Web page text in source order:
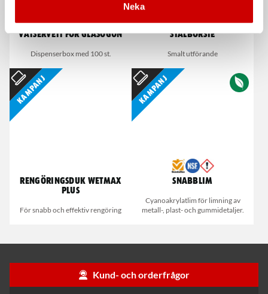
Neka
Våtservett för glasögon
Dispenserbox med 100 st.
Stålborste
Smalt utförande
Kampanj
Rengöringsduk Wetmax
Plus
För snabb och effektiv rengöring
Kampanj
Snabblim
Cyanoakrylatlim för limning av
metall-, plast- och gummidetaljer.
Kund- och orderfrågor